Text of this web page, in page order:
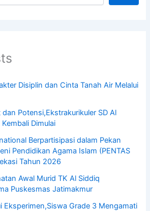
Disiplin dan Cinta Tanah Air Melalui
Potensi,Ekstrakurikuler SD Al
Dimulai
Berpartisipasi dalam Pekan
Pendidikan Agama Islam (PENTAS
Tahun 2026
Awal Murid TK Al Siddiq
Puskesmas Jatimakmur
Eksperimen,Siswa Grade 3 Mengamati